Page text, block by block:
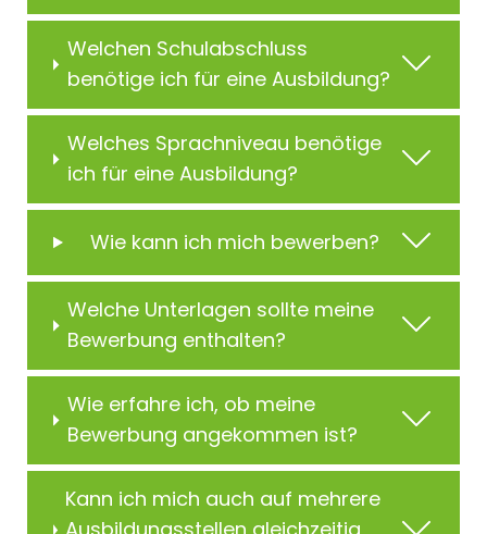
Welchen Schulabschluss
benötige ich für eine Ausbildung?
Welches Sprachniveau benötige
ich für eine Ausbildung?
Wie kann ich mich bewerben?
Welche Unterlagen sollte meine
Bewerbung enthalten?
Wie erfahre ich, ob meine
Bewerbung angekommen ist?
Kann ich mich auch auf mehrere